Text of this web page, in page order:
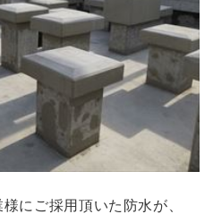
にご採用頂いた防水が、